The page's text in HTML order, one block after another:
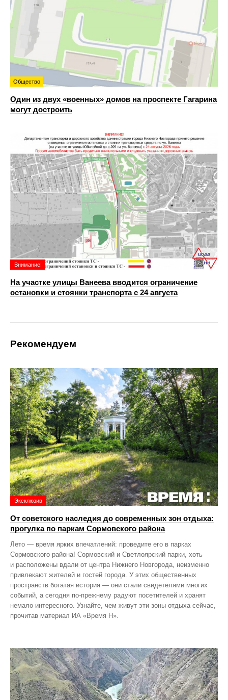
Общество
Один из двух «военных» домов на проспекте Гагарина
могут достроить
Внимание!
На участке улицы Ванеева вводится ограничение
остановки и стоянки транспорта с 24 августа
Рекомендуем
Эксклюзив
От советского наследия до современных зон отдыха:
прогулка по паркам Сормовского района
Лето — время ярких впечатлений: проведите его в парках
Сормовского района! Сормовский и Светлоярский парки, хоть
и расположены вдали от центра Нижнего Новгорода, неизменно
привлекают жителей и гостей города. У этих общественных
пространств богатая история — они стали свидетелями многих
событий, а сегодня по‑прежнему радуют посетителей и хранят
немало интересного. Узнайте, чем живут эти зоны отдыха сейчас,
прочитав материал ИА «Время Н».